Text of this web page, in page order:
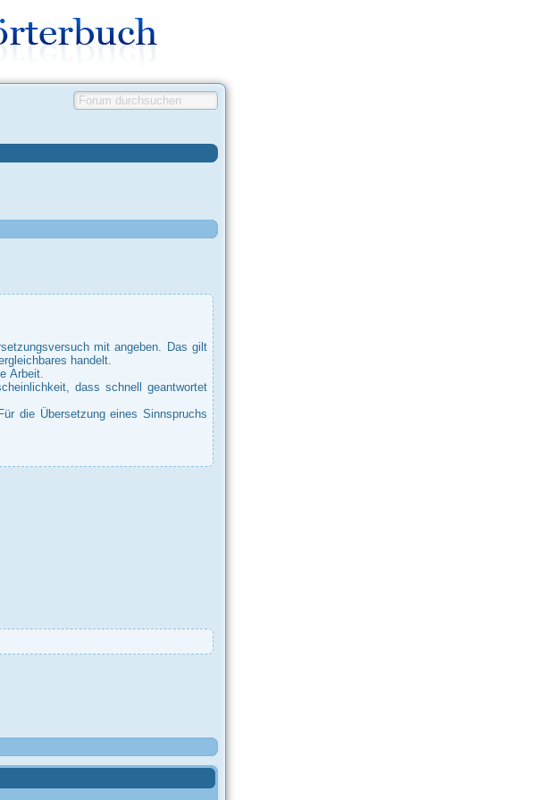
mit angeben. Das gilt
handelt.
Arbeit.
dass schnell geantwortet
die Übersetzung eines Sinnspruchs